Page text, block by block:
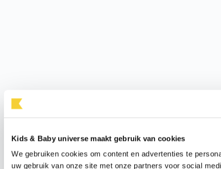
Kids & Baby universe maakt gebruik van cookies
We gebruiken cookies om content en advertenties te
uw gebruik van onze site met onze partners voor social